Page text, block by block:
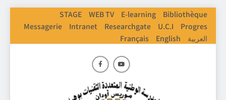
STAGE WEB TV E-learning
Bibliothèque
Messagerie
Intranet Researchgate U.C.I
Progres
Français
English العربية